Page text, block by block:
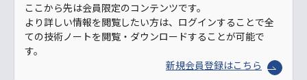
ここから先は会員限定のコンテンツです。
より詳しい情報を閲覧したい方は、ログインすることで全
ての技術ノートを閲覧・ダウンロードすることが可能で
す。
新規会員登録はこちら